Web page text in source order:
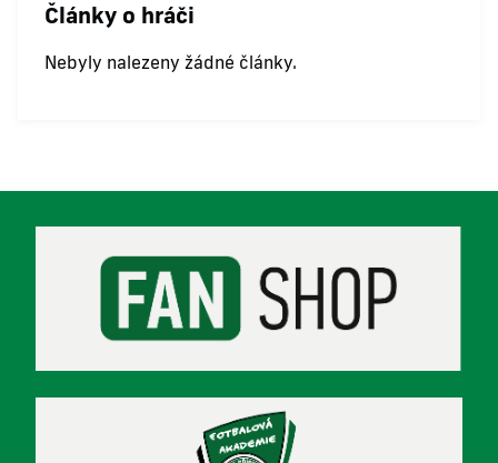
Články o hráči
Nebyly nalezeny žádné články.